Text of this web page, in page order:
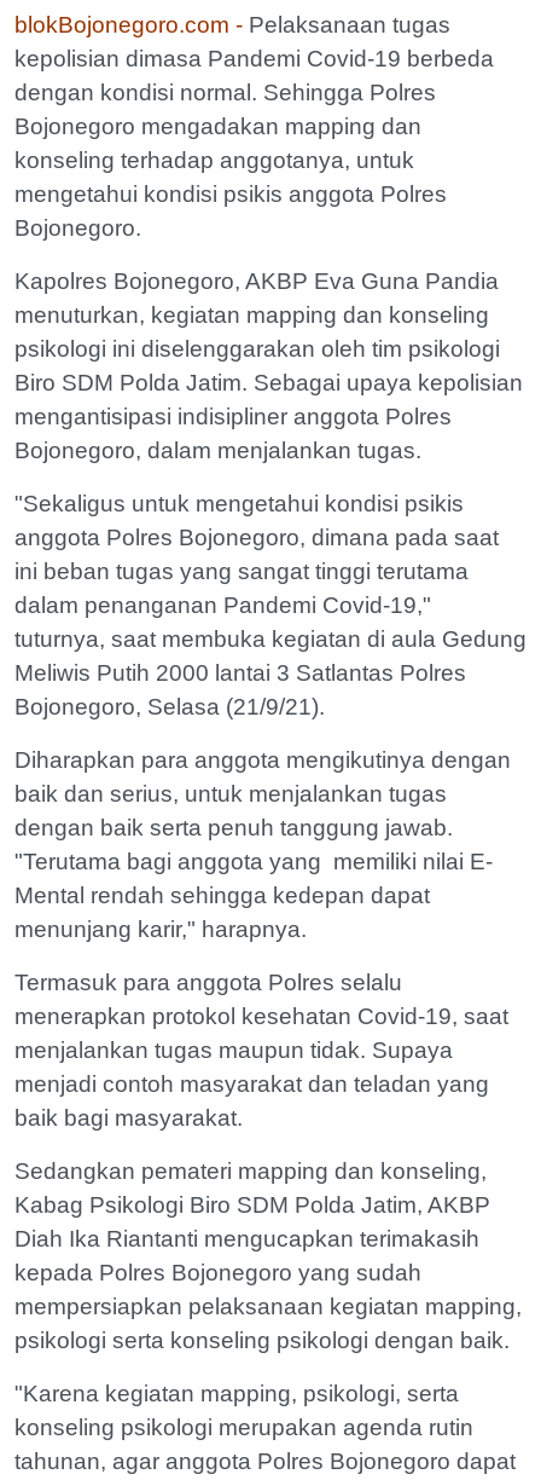
blokBojonegoro.com - Pelaksanaan tugas
kepolisian dimasa Pandemi Covid-19 berbeda
dengan kondisi normal. Sehingga Polres
Bojonegoro mengadakan mapping dan
konseling terhadap anggotanya, untuk
mengetahui kondisi psikis anggota Polres
Bojonegoro.
Kapolres Bojonegoro, AKBP Eva Guna Pandia
menuturkan, kegiatan mapping dan konseling
psikologi ini diselenggarakan oleh tim psikologi
Biro SDM Polda Jatim. Sebagai upaya kepolisian
mengantisipasi indisipliner anggota Polres
Bojonegoro, dalam menjalankan tugas.
"Sekaligus untuk mengetahui kondisi psikis
anggota Polres Bojonegoro, dimana pada saat
ini beban tugas yang sangat tinggi terutama
dalam penanganan Pandemi Covid-19,"
tuturnya, saat membuka kegiatan di aula Gedung
Meliwis Putih 2000 lantai 3 Satlantas Polres
Bojonegoro, Selasa (21/9/21).
Diharapkan para anggota mengikutinya dengan
baik dan serius, untuk menjalankan tugas
dengan baik serta penuh tanggung jawab.
"Terutama bagi anggota yang memiliki nilai E-
Mental rendah sehingga kedepan dapat
menunjang karir," harapnya.
Termasuk para anggota Polres selalu
menerapkan protokol kesehatan Covid-19, saat
menjalankan tugas maupun tidak. Supaya
menjadi contoh masyarakat dan teladan yang
baik bagi masyarakat.
Sedangkan pemateri mapping dan konseling,
Kabag Psikologi Biro SDM Polda Jatim, AKBP
Diah Ika Riantanti mengucapkan terimakasih
kepada Polres Bojonegoro yang sudah
mempersiapkan pelaksanaan kegiatan mapping,
psikologi serta konseling psikologi dengan baik.
"Karena kegiatan mapping, psikologi, serta
konseling psikologi merupakan agenda rutin
tahunan, agar anggota Polres Bojonegoro dapat